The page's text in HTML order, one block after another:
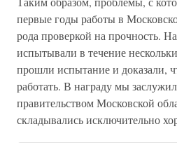
первые годы работы в
рода проверкой на прочность.
испытывали в течение
прошли испытание и доказали,
работать. В награду мы
правительством Московской
складывались исключительно